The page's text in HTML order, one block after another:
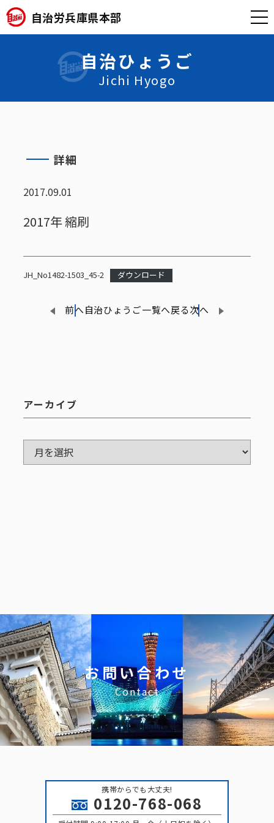
自治労兵庫県本部
自治ひょうご
Jichi Hyogo
詳細
2017.09.01
2017年 縮刷
JH_No1482-1503_45-2 ダウンロード
前へ自治ひょうご一覧へ戻る次へ
アーカイブ
ア
お問い合わせ
Contact
携帯からでも大丈夫!
0120-768-068